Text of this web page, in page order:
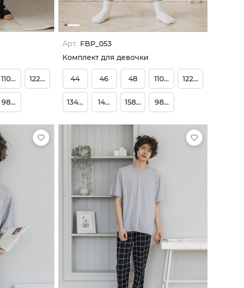
110-116 122-128
98-104
Арт. FBP_053
Комплект для девочки
44 46 48 110-116 122-128
134-140 146-152 158-164 98-104